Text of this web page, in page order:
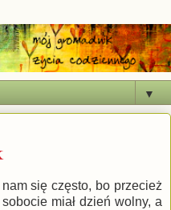
▼
się często, bo przecież
miał dzień wolny, a